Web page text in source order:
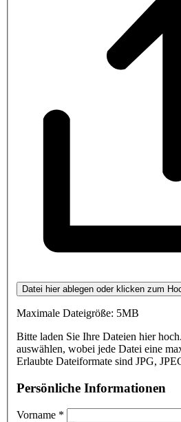
Datei hier ablegen oder klicken zum
Maximale Dateigröße: 5MB
Bitte laden Sie Ihre Dateien hier
auswählen, wobei jede Datei eine
Erlaubte Dateiformate sind JPG,
Persönliche Informationen
Vorname *